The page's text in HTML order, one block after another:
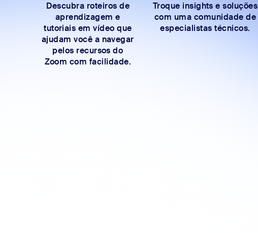
Descubra roteiros de
aprendizagem e
tutoriais em vídeo que
ajudam você a navegar
pelos recursos do
Zoom com facilidade.
Troque insights e soluções
com uma comunidade de
especialistas técnicos.